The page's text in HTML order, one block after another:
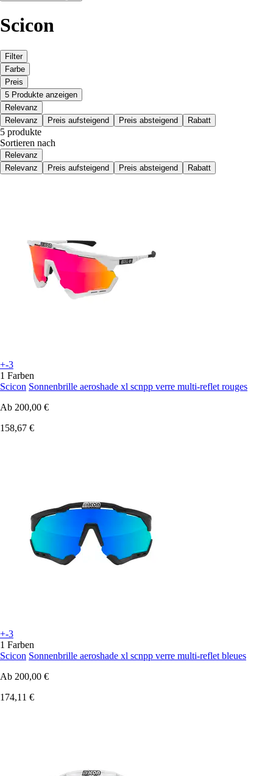
Scicon
Filter
Farbe
Preis
5 Produkte anzeigen
Relevanz
Relevanz
Preis aufsteigend Preis absteigend Rabatt
5 produkte
Sortieren nach
Relevanz
Relevanz
Preis aufsteigend Preis absteigend Rabatt
+-3
1 Farben
Scicon Sonnenbrille aeroshade xl scnpp verre multi-reflet rouges
Ab 200,00 €
158,67 €
+-3
1 Farben
Scicon Sonnenbrille aeroshade xl scnpp verre multi-reflet bleues
Ab 200,00 €
174,11 €